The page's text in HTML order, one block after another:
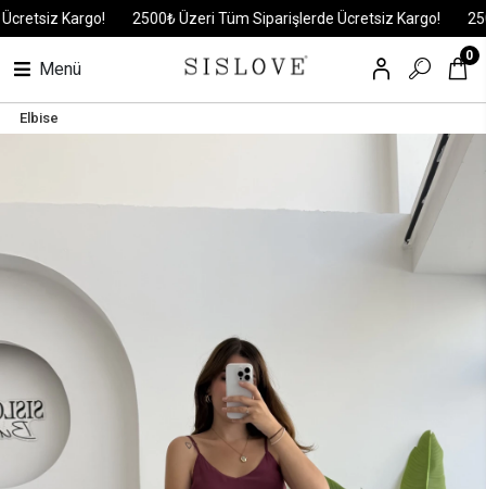
Kargo! 2500₺ Üzeri Tüm Siparişlerde Ücretsiz Kargo! 2500₺
Menü
0
Elbise